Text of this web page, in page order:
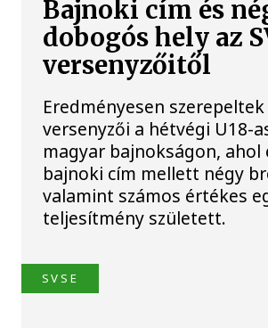
Bajnoki cím és
dobogós hely az
versenyzőitől
Eredményesen szerepeltek
versenyzői a hétvégi U18-
magyar bajnokságon, ahol
bajnoki cím mellett négy
valamint számos értékes
teljesítmény született.
SVSE